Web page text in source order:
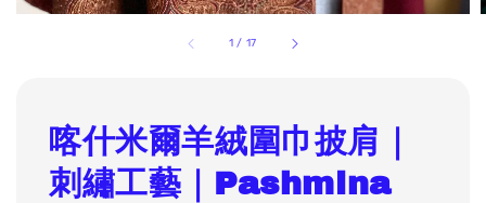
1 / 17
喀什米爾羊絨圍巾披肩｜
刺繡工藝｜Pashmina